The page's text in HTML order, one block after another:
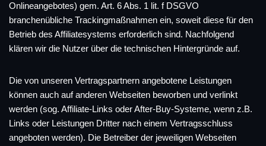
Onlineangebotes) gem. Art. 6 Abs. 1 lit. f DSGVO
branchenübliche Trackingmaßnahmen ein, soweit diese für den
Betrieb des Affiliatesystems erforderlich sind. Nachfolgend
klären wir die Nutzer über die technischen Hintergründe auf.
Die von unseren Vertragspartnern angebotene Leistungen
können auch auf anderen Webseiten beworben und verlinkt
werden (sog. Affiliate-Links oder After-Buy-Systeme, wenn z.B.
Links oder Leistungen Dritter nach einem Vertragsschluss
angeboten werden). Die Betreiber der jeweiligen Webseiten